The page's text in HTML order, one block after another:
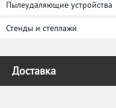
Пылеудаляющие устройства
Стенды и стеллажи
Доставка